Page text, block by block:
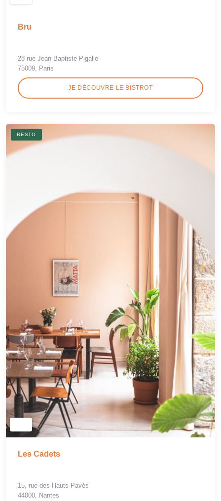
Bru
28 rue Jean-Baptiste Pigalle
75009, Paris
JE DÉCOUVRE LE BISTROT
RESTO
Les Cadets
15, rue des Hauts Pavés
44000, Nantes